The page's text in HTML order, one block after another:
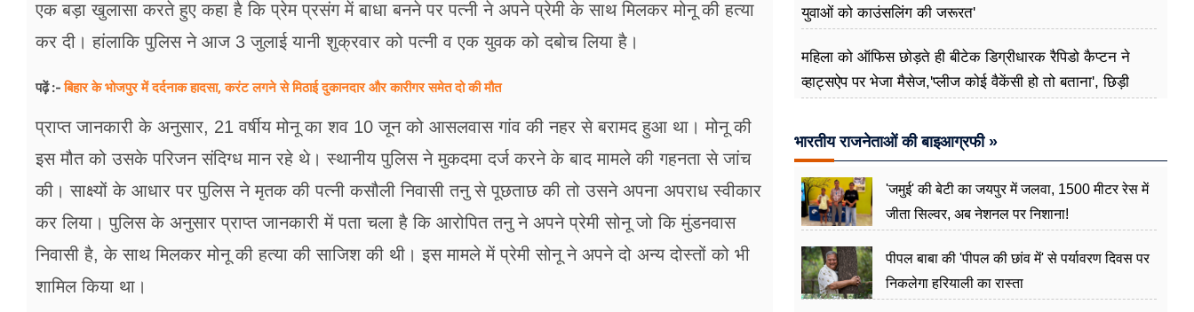
एक बड़ा खुलासा करते हुए कहा है कि प्रेम प्रसंग में बाधा बनने पर पत्नी ने अपने प्रेमी के साथ मिलकर मोनू की हत्या
कर दी। हांलाकि पुलिस ने आज 3 जुलाई यानी शुक्रवार को पत्नी व एक युवक को दबोच लिया है।
पढ़ें :-बिहार के भोजपुर में दर्दनाक हादसा, करंट लगने से मिठाई दुकानदार और कारीगर समेत दो की मौत
प्राप्त जानकारी के अनुसार, 21 वर्षीय मोनू का शव 10 जून को आसलवास गांव की नहर से बरामद हुआ था। मोनू की
इस मौत को उसके परिजन संदिग्ध मान रहे थे। स्थानीय पुलिस ने मुकदमा दर्ज करने के बाद मामले की गहनता से जांच
की। साक्ष्यों के आधार पर पुलिस ने मृतक की पत्नी कसौली निवासी तनु से पूछताछ की तो उसने अपना अपराध स्वीकार
कर लिया। पुलिस के अनुसार प्राप्त जानकारी में पता चला है कि आरोपित तनु ने अपने प्रेमी सोनू जो कि मुंडनवास
निवासी है, के साथ मिलकर मोनू की हत्या की साजिश की थी। इस मामले में प्रेमी सोनू ने अपने दो अन्य दोस्तों को भी
शामिल किया था।
युवाओं को काउंसलिंग की जरूरत'
महिला को ऑफिस छोड़ते ही बीटेक डिग्रीधारक रैपिडो कैप्टन ने
व्हाट्सऐप पर भेजा मैसेज,'प्लीज कोई वैकेंसी हो तो बताना', छिड़ी
भारतीय राजनेताओं की बाइआग्रफी »
'जमुई' की बेटी का जयपुर में जलवा, 1500 मीटर रेस में
जीता सिल्वर, अब नेशनल पर निशाना!
पीपल बाबा की 'पीपल की छांव में' से पर्यावरण दिवस पर
निकलेगा हरियाली का रास्ता